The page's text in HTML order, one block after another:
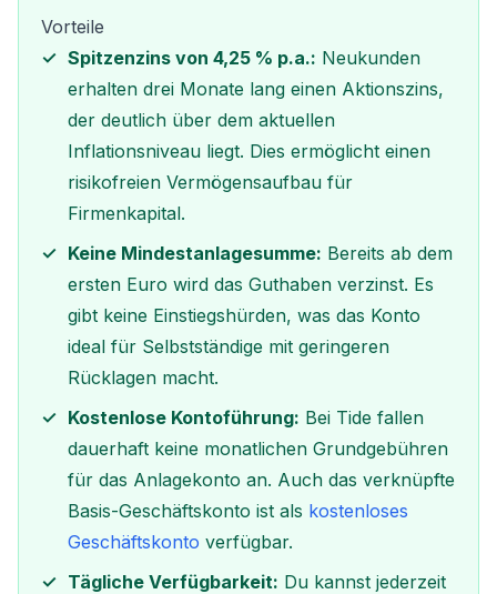
Vorteile
Spitzenzins von 4,25 % p.a.: Neukunden
erhalten drei Monate lang einen Aktionszins,
der deutlich über dem aktuellen
Inflationsniveau liegt. Dies ermöglicht einen
risikofreien Vermögensaufbau für
Firmenkapital.
Keine Mindestanlagesumme: Bereits ab dem
ersten Euro wird das Guthaben verzinst. Es
gibt keine Einstiegshürden, was das Konto
ideal für Selbstständige mit geringeren
Rücklagen macht.
Kostenlose Kontoführung: Bei Tide fallen
dauerhaft keine monatlichen Grundgebühren
für das Anlagekonto an. Auch das verknüpfte
Basis-Geschäftskonto ist als kostenloses
Geschäftskonto verfügbar.
Tägliche Verfügbarkeit: Du kannst jederzeit